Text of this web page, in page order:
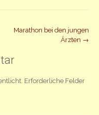
Marathon bei den jungen
Ärzten →
Erforderliche Felder